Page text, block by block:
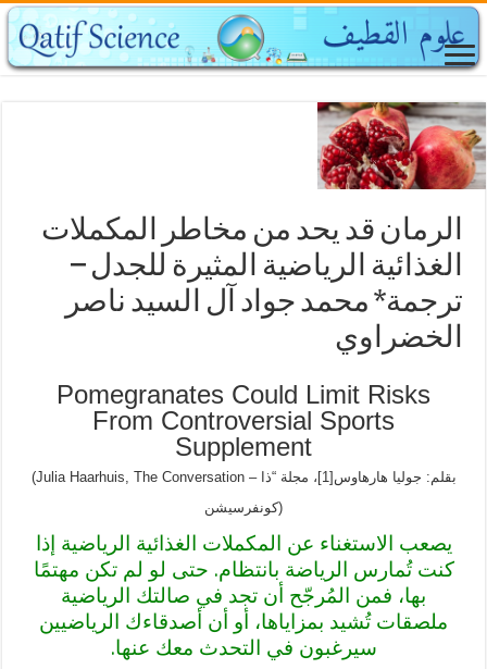
الرمان قد يحد من مخاطر المكملات
الغذائية الرياضية المثيرة للجدل –
ترجمة* محمد جواد آل السيد ناصر
الخضراوي
Pomegranates Could Limit Risks
From Controversial Sports
Supplement
(Julia Haarhuis, The Conversation – بقلم: جوليا هارهاوس[1]، مجلة “ذا
كونفرسيشن)
يصعب الاستغناء عن المكملات الغذائية الرياضية إذا
كنت تُمارس الرياضة بانتظام. حتى لو لم تكن مهتمًا
بها، فمن المُرجّح أن تجد في صالتك الرياضية
ملصقات تُشيد بمزاياها، أو أن أصدقاءك الرياضيين
سيرغبون في التحدث معك عنها.